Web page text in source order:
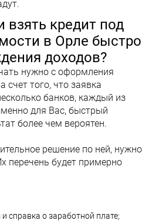
взять кредит под
в Орле быстро
доходов?
нужно с оформления
счет того, что заявка
банков, каждый из
для Вас, быстрый
более чем вероятен.
решение по ней, нужно
перечень будет примерно
справка о заработной плате;